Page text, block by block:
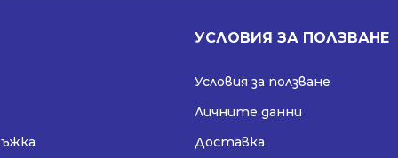
УСЛОВИЯ ЗА ПОЛЗВАНЕ
Условия за ползване
Личните данни
Доставка